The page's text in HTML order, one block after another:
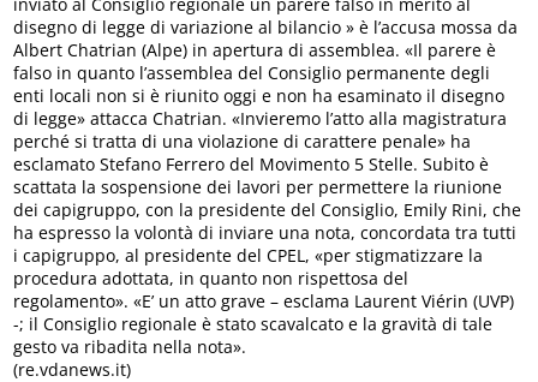
disegno di legge di variazione al bilancio » è l’accusa mossa da
Albert Chatrian (Alpe) in apertura di assemblea. «Il parere è
falso in quanto l’assemblea del Consiglio permanente degli
enti locali non si è riunito oggi e non ha esaminato il disegno
di legge» attacca Chatrian. «Invieremo l’atto alla magistratura
perché si tratta di una violazione di carattere penale» ha
esclamato Stefano Ferrero del Movimento 5 Stelle. Subito è
scattata la sospensione dei lavori per permettere la riunione
dei capigruppo, con la presidente del Consiglio, Emily Rini, che
ha espresso la volontà di inviare una nota, concordata tra tutti
i capigruppo, al presidente del CPEL, «per stigmatizzare la
procedura adottata, in quanto non rispettosa del
regolamento». «E’ un atto grave – esclama Laurent Viérin (UVP)
-; il Consiglio regionale è stato scavalcato e la gravità di tale
gesto va ribadita nella nota».
(re.vdanews.it)